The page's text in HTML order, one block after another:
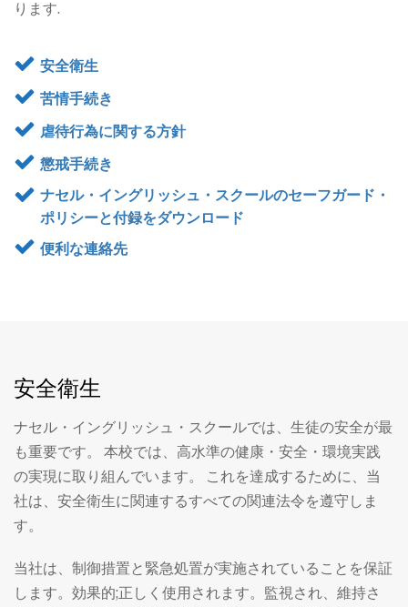
ります.
安全衛生
苦情手続き
虐待行為に関する方針
懲戒手続き
ナセル・イングリッシュ・スクールのセーフガード・
ポリシーと付録をダウンロード
便利な連絡先
安全衛生
ナセル・イングリッシュ・スクールでは、生徒の安全が最
も重要です。 本校では、高水準の健康・安全・環境実践
の実現に取り組んでいます。 これを達成するために、当
社は、安全衛生に関連するすべての関連法令を遵守しま
す。
当社は、制御措置と緊急処置が実施されていることを保証
します。効果的;正しく使用されます。監視され、維持さ